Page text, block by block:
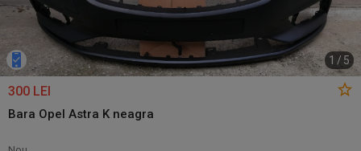
1 / 5
300 LEI
Bara Opel Astra K neagra